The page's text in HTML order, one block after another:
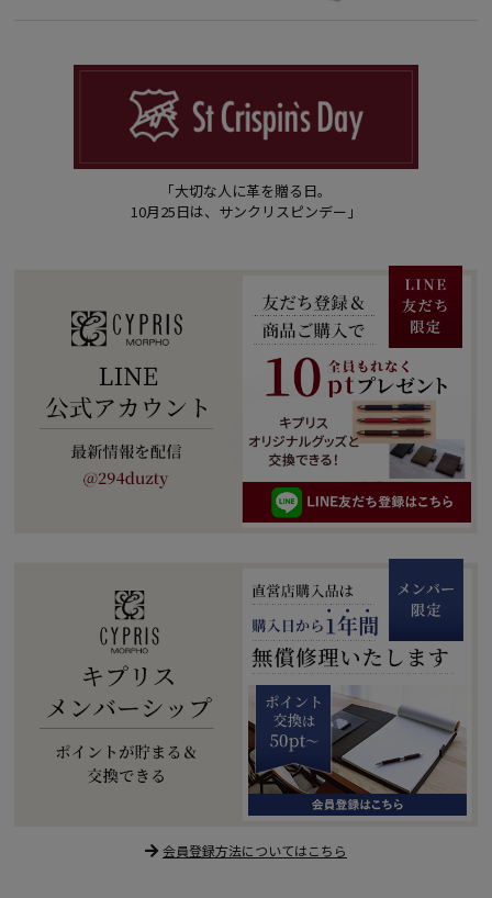
「大切な人に革を贈る日。
10月25日は、サンクリスピンデー」
会員登録方法についてはこちら